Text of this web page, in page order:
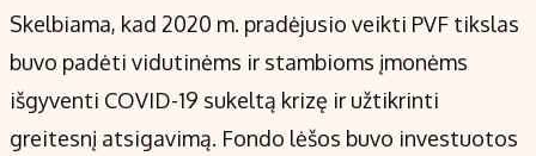
Skelbiama, kad 2020 m. pradėjusio veikti PVF tikslas
buvo padėti vidutinėms ir stambioms įmonėms
išgyventi COVID-19 sukeltą krizę ir užtikrinti
greitesnį atsigavimą. Fondo lėšos buvo investuotos